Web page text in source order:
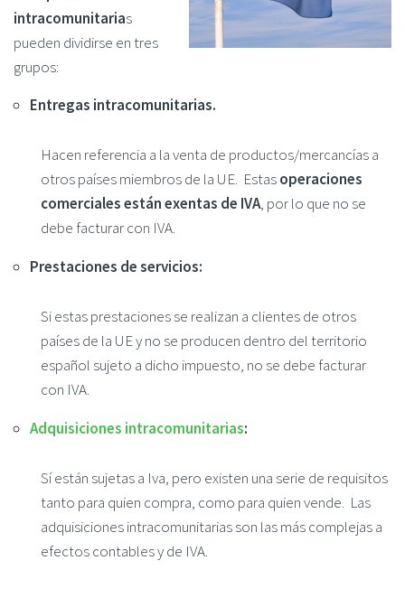
intracomunitarias
pueden dividirse en tres
grupos:
Entregas intracomunitarias.
Hacen referencia a la venta de productos/mercancías a
otros países miembros de la UE. Estasoperaciones
comerciales están exentas de IVA, por lo que no se
debe facturar con IVA.
Prestaciones de servicios:
Si estas prestaciones se realizan a clientes de otros
países de la UE y no se producen dentro del territorio
español sujeto a dicho impuesto, no se debe facturar
con IVA.
Adquisiciones intracomunitarias:
Sí están sujetas a Iva, pero existen una serie de requisitos
tanto para quien compra, como para quien vende. Las
adquisiciones intracomunitarias son las más complejas a
efectos contables y de IVA.